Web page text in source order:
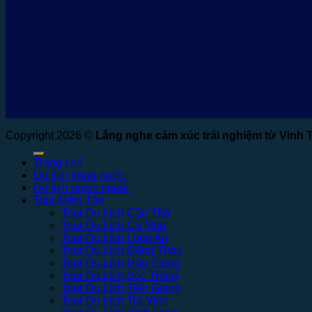
Copyright 2026 © Lắng nghe cảm xúc trải nghiệm từ Vinh
Trang chủ
Du lịch trong nước
Du lịch nước ngoài
Tour Miền Tây
Tour Du Lịch Cần Thơ
Tour Du Lịch Cà Mau
Tour Du Lịch Long An
Tour Du Lịch Đồng Tháp
Tour Du Lịch Hậu Giang
Tour Du Lịch Sóc Trăng
Tour Du Lịch Tiền Giang
Tour Du Lịch Trà Vinh